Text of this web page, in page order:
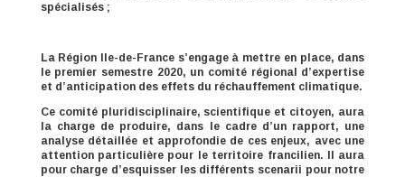
spécialisés ;
La Région Ile-de-France s’engage à mettre en place, dans
le premier semestre 2020, un comité régional d’expertise
et d’anticipation des effets du réchauffement climatique.
Ce comité pluridisciplinaire, scientifique et citoyen, aura
la charge de produire, dans le cadre d’un rapport, une
analyse détaillée et approfondie de ces enjeux, avec une
attention particulière pour le territoire francilien. Il aura
pour charge d’esquisser les différents scenarii pour notre